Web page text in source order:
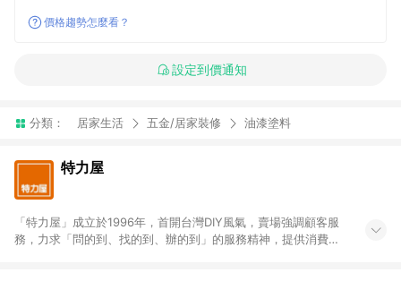
價格趨勢怎麼看？
設定到價通知
分類： 居家生活 五金/居家裝修 油漆塗料
特力屋
「特力屋」成立於1996年，首開台灣DIY風氣，賣場強調顧客服
務，力求「問的到、找的到、辦的到」的服務精神，提供消費者